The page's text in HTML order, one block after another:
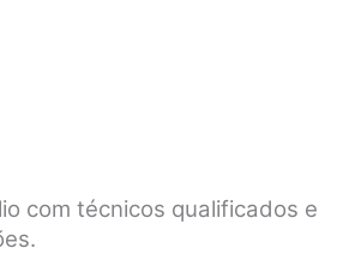
com técnicos qualificados e